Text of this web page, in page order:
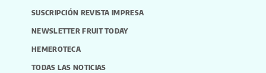
SUSCRIPCIÓN REVISTA IMPRESA
NEWSLETTER FRUIT TODAY
HEMEROTECA
TODAS LAS NOTICIAS